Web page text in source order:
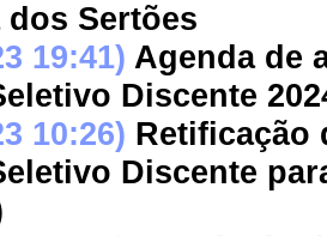
Sertões
19:41) Agenda de
Discente
10:26) Retificação
Discente